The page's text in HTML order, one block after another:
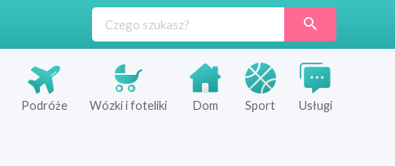
Podróże Wózki i foteliki Dom Sport Usługi